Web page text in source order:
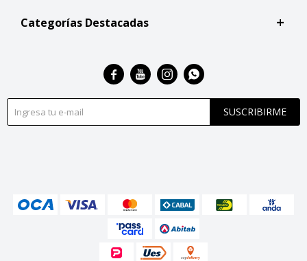
Categorías Destacadas
SUSCRIBIRME
   